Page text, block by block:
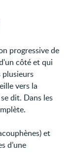
progressive de
côté et qui
plusieurs
vers la
dit. Dans les
et
d’une